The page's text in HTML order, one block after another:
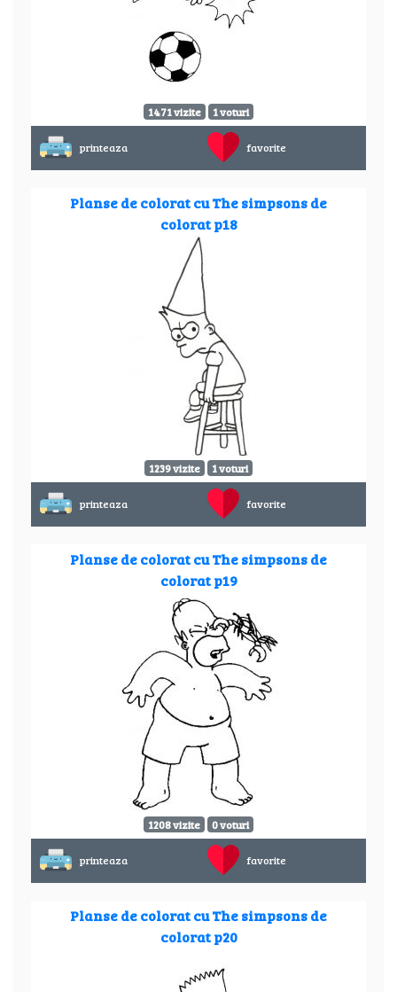
1471 vizite 1 voturi
printeaza favorite
Planse de colorat cu The simpsons de
colorat p18
1239 vizite 1 voturi
printeaza favorite
Planse de colorat cu The simpsons de
colorat p19
1208 vizite 0 voturi
printeaza favorite
Planse de colorat cu The simpsons de
colorat p20